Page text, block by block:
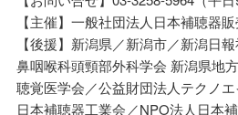
【主催】一般社団法人日本補聴器
【後援】新潟県／新潟市／新潟⽇
⿐咽喉科頭頸部外科学会 新潟県地
聴覚医学会／公益財団法⼈テクノ
⽇本補聴器⼯業会／NPO法⼈⽇本